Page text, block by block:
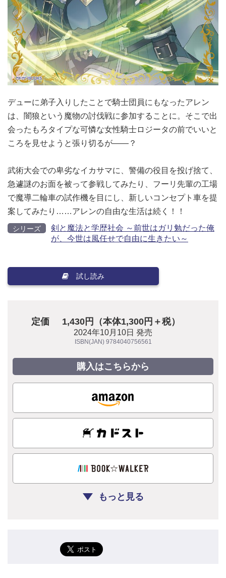
デューに弟子入りしたことで騎士団員にもなったアレン
は、闇狼という魔物の討伐戦に参加することに。そこで出
会ったもろタイプな可憐な女性騎士ロジータの前でいいと
ころを見せようと張り切るが――？
武術大会での卑劣なイカサマに、警備の役目を投げ捨て、
急遽謎のお面を被って参戦してみたり、フーリ先輩の工場
で魔導二輪車の試作機を目にし、新しいコンセプト車を提
案してみたり……アレンの自由な生活は続く！！
シリーズ
剣と魔法と学歴社会 ～前世はガリ勉だった俺
が、今世は風任せで自由に生きたい～
試し読み
定価 1,430円（本体1,300円＋税）
2024年10月10日 発売
ISBN(JAN) 9784040756561
購入はこちらから
もっと見る